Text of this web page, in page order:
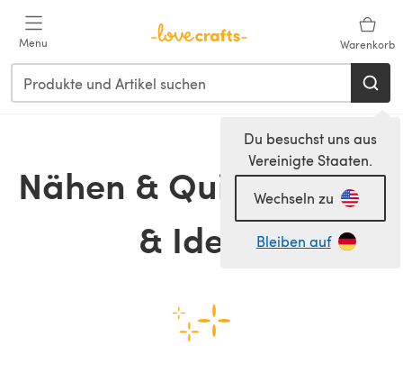
Menu Warenkorb
Du besuchst uns aus
Vereinigte Staaten.
Wechseln zu
Bleiben auf
Nähen & Quilten Tipps
& Ideen